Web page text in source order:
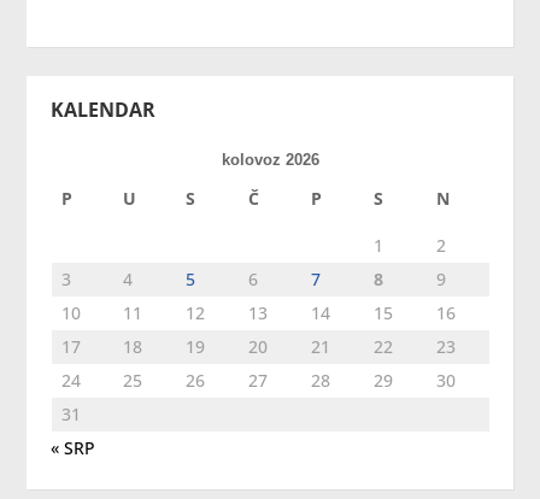
KALENDAR
kolovoz 2026
P U S Č P S N
1
2
3
4 5 6 7 8
9
10
11 12 13 14 15
16
17
18 19 20 21 22
23
24
25 26 27 28 29
30
31
« SRP